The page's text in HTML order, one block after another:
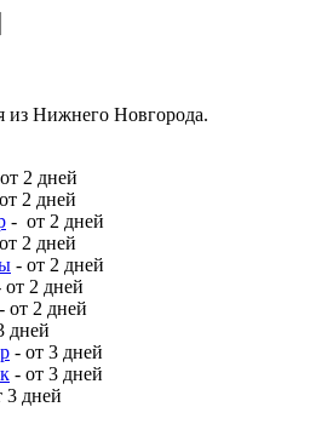
из Нижнего Новгорода.
2 дней
2 дней
- от 2 дней
2 дней
- от 2 дней
от 2 дней
- от 2 дней
дней
- от 3 дней
- от 3 дней
3 дней